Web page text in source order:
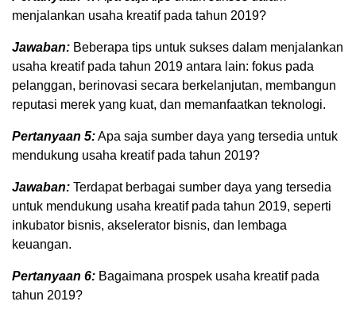
menjalankan usaha kreatif pada tahun 2019?
Jawaban: Beberapa tips untuk sukses dalam menjalankan
usaha kreatif pada tahun 2019 antara lain: fokus pada
pelanggan, berinovasi secara berkelanjutan, membangun
reputasi merek yang kuat, dan memanfaatkan teknologi.
Pertanyaan 5:Apa saja sumber daya yang tersedia untuk
mendukung usaha kreatif pada tahun 2019?
Jawaban: Terdapat berbagai sumber daya yang tersedia
untuk mendukung usaha kreatif pada tahun 2019, seperti
inkubator bisnis, akselerator bisnis, dan lembaga
keuangan.
Pertanyaan 6: Bagaimana prospek usaha kreatif pada
tahun 2019?